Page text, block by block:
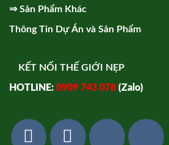
⇒Sản Phẩm Khác
Thông Tin Dự Án và Sản Phẩm
KẾT NỐI THẾ GIỚI NẸP
HOTLINE: 0909 743 078 (Zalo)